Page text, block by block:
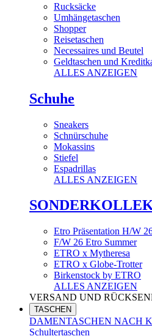
Rucksäcke
Umhängetaschen
Shopper
Reisetaschen
Necessaires und Beutel
Geldtaschen und
ALLES ANZEIGEN
Schuhe
Sneakers
Schnürschuhe
Mokassins
Stiefel
Espadrillas
ALLES ANZEIGEN
Etro Präsentation H/W
F/W 26 Etro Summer
ETRO x Mytheresa
ETRO x Globe-Trotter
Birkenstock by ETRO
ALLES ANZEIGEN
VERSAND UND
TASCHEN
DAMENTASCHEN NACH
Schultertaschen